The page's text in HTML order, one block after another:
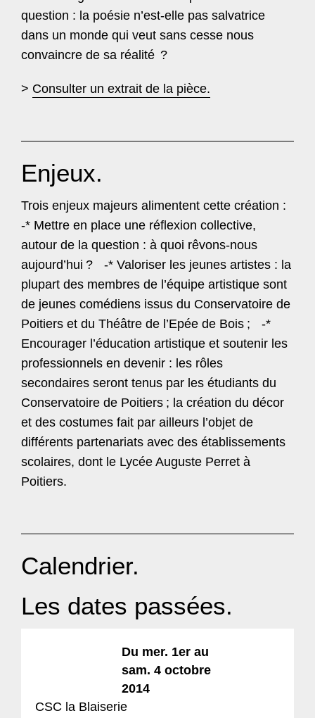
question : la poésie n’est-elle pas salvatrice
dans un monde qui veut sans cesse nous
convaincre de sa réalité ?
> Consulter un extrait de la pièce.
Enjeux.
Trois enjeux majeurs alimentent cette création :
-* Mettre en place une réflexion collective,
autour de la question : à quoi rêvons-nous
aujourd’hui ? -* Valoriser les jeunes artistes : la
plupart des membres de l’équipe artistique sont
de jeunes comédiens issus du Conservatoire de
Poitiers et du Théâtre de l’Epée de Bois ; -*
Encourager l’éducation artistique et soutenir les
professionnels en devenir : les rôles
secondaires seront tenus par les étudiants du
Conservatoire de Poitiers ; la création du décor
et des costumes fait par ailleurs l’objet de
différents partenariats avec des établissements
scolaires, dont le Lycée Auguste Perret à
Poitiers.
Calendrier.
Les dates passées.
Du mer. 1er au
sam. 4 octobre
2014
CSC la Blaiserie